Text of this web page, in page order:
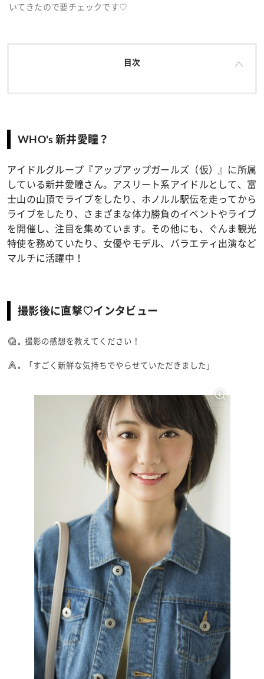
いてきたので要チェックです♡
目次
WHO's 新井愛瞳？
アイドルグループ『アップアップガールズ（仮）』に所属
している新井愛瞳さん。アスリート系アイドルとして、富
士山の山頂でライブをしたり、ホノルル駅伝を走ってから
ライブをしたり、さまざまな体力勝負のイベントやライブ
を開催し、注目を集めています。その他にも、ぐんま観光
特使を務めていたり、女優やモデル、バラエティ出演など
マルチに活躍中！
撮影後に直撃♡インタビュー
撮影の感想を教えてください！
「すごく新鮮な気持ちでやらせていただきました」